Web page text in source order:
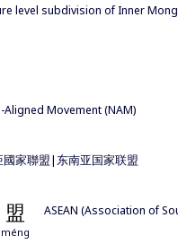
level subdivision of Inner
Aligned Movement (NAM)
國家聯盟|东南亚国家联盟
盟
méng
ASEAN (Association of